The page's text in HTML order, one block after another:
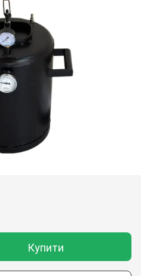
Купити